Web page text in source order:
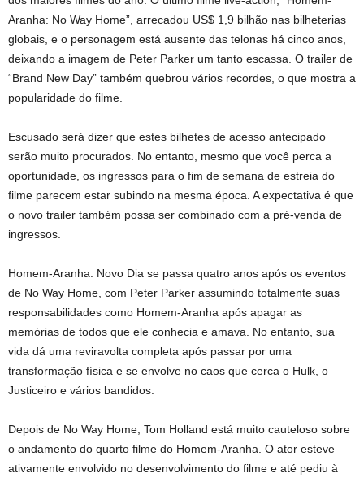
Aranha: No Way Home”, arrecadou US$ 1,9 bilhão nas bilheterias
globais, e o personagem está ausente das telonas há cinco anos,
deixando a imagem de Peter Parker um tanto escassa. O trailer de
“Brand New Day” também quebrou vários recordes, o que mostra a
popularidade do filme.
Escusado será dizer que estes bilhetes de acesso antecipado
serão muito procurados. No entanto, mesmo que você perca a
oportunidade, os ingressos para o fim de semana de estreia do
filme parecem estar subindo na mesma época. A expectativa é que
o novo trailer também possa ser combinado com a pré-venda de
ingressos.
Homem-Aranha: Novo Dia se passa quatro anos após os eventos
de No Way Home, com Peter Parker assumindo totalmente suas
responsabilidades como Homem-Aranha após apagar as
memórias de todos que ele conhecia e amava. No entanto, sua
vida dá uma reviravolta completa após passar por uma
transformação física e se envolve no caos que cerca o Hulk, o
Justiceiro e vários bandidos.
Depois de No Way Home, Tom Holland está muito cauteloso sobre
o andamento do quarto filme do Homem-Aranha. O ator esteve
ativamente envolvido no desenvolvimento do filme e até pediu à